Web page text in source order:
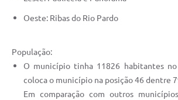
Oeste: Ribas do Rio Pardo
População:
O município tinha 11826 habitantes
coloca o município na posição 46 dentre
Em comparação com outros